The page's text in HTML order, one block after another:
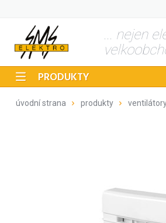
... nejen
PRODUKTY
úvodní strana produkty